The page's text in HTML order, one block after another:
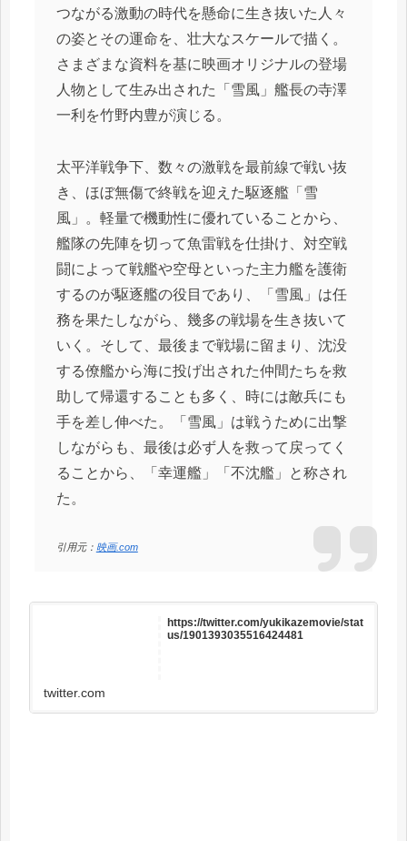
つながる激動の時代を懸命に生き抜いた人々
の姿とその運命を、壮大なスケールで描く。
さまざまな資料を基に映画オリジナルの登場
人物として生み出された「雪風」艦長の寺澤
一利を竹野内豊が演じる。
太平洋戦争下、数々の激戦を最前線で戦い抜
き、ほぼ無傷で終戦を迎えた駆逐艦「雪
風」。軽量で機動性に優れていることから、
艦隊の先陣を切って魚雷戦を仕掛け、対空戦
闘によって戦艦や空母といった主力艦を護衛
するのが駆逐艦の役目であり、「雪風」は任
務を果たしながら、幾多の戦場を生き抜いて
いく。そして、最後まで戦場に留まり、沈没
する僚艦から海に投げ出された仲間たちを救
助して帰還することも多く、時には敵兵にも
手を差し伸べた。「雪風」は戦うために出撃
しながらも、最後は必ず人を救って戻ってく
ることから、「幸運艦」「不沈艦」と称され
た。
引用元： 映画.com
https://twitter.com/yukikazemovie/stat
us/1901393035516424481
twitter.com